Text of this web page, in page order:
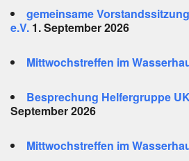
gemeinsame
e.V. 1. September 2026
Mittwochstreffen im
Besprechung Helfergruppe
September 2026
Mittwochstreffen im